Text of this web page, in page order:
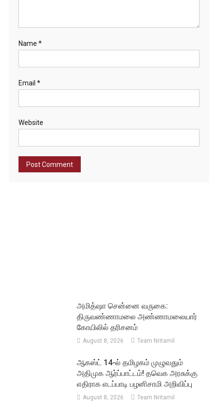
Name *
Email *
Website
அமித்ஷா சென்னை வருகை:
திருவண்ணாமலை அண்ணாமலையார்
கோயிலில் தரிசனம்
August 8, 2026 Team Nritamil
ஆகஸ்ட் 14-ல் தமிழகம் முழுவதும்
அதிமுக ஆர்ப்பாட்டம்! தவெக அரசுக்கு
எதிராக எடப்பாடி பழனிசாமி அறிவிப்பு
August 8, 2026 Team Nritamil